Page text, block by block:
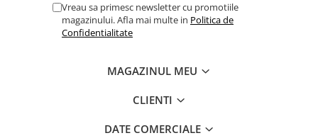
Vreau sa primesc newsletter cu promotiile
magazinului. Afla mai multe in Politica de
Confidentialitate
MAGAZINUL MEU
CLIENTI
DATE COMERCIALE